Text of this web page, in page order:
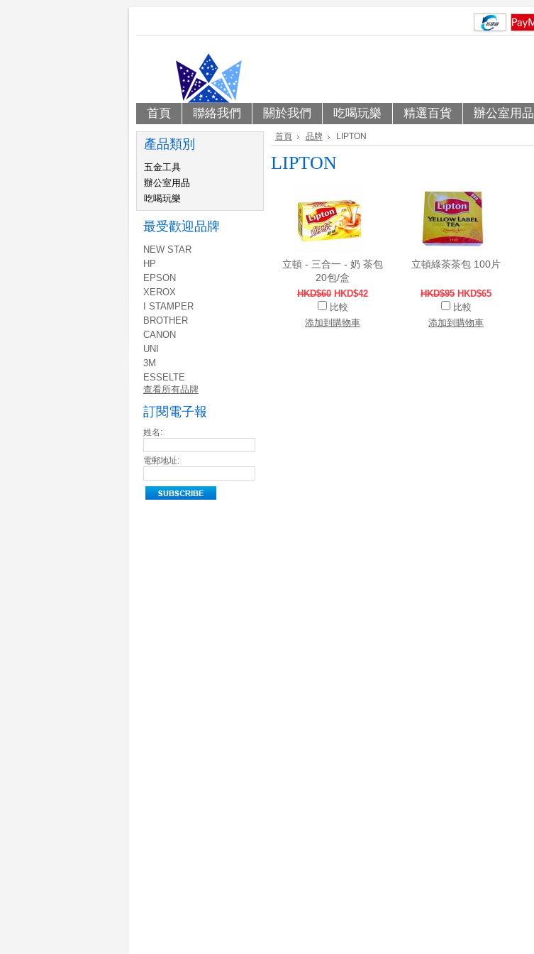
首頁 聯絡我們 關於我們 吃喝玩樂 精選百貨 辦公室用品
產品類別
五金工具
辦公室用品
吃喝玩樂
最受歡迎品牌
NEW STAR
HP
EPSON
XEROX
I STAMPER
BROTHER
CANON
UNI
3M
ESSELTE
查看所有品牌
訂閱電子報
姓名:
電郵地址:
首頁 品牌 LIPTON
LIPTON
立頓 - 三合一 - 奶 茶包
20包/盒
HKD$60 HKD$42
比較
添加到購物車
立頓綠茶茶包 100片
HKD$95 HKD$65
比較
添加到購物車